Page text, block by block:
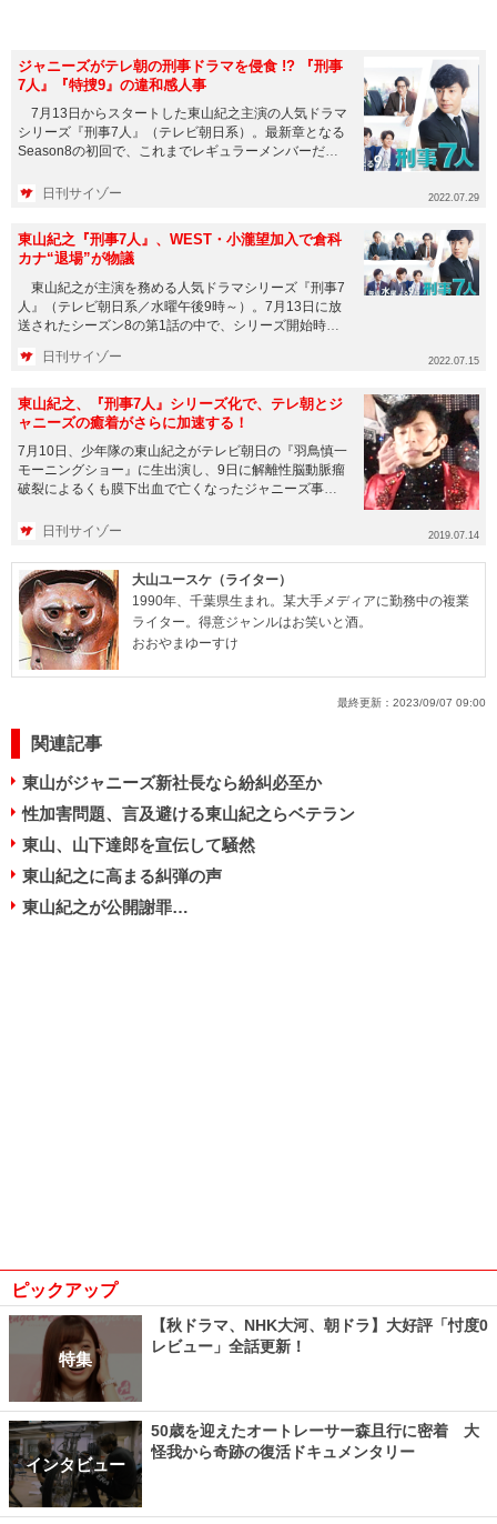
ジャニーズがテレ朝の刑事ドラマを侵食 !? 『刑事
7人』『特捜9』の違和感人事
7月13日からスタートした東山紀之主演の人気ドラマ
シリーズ『刑事7人』（テレビ朝日系）。最新章となる
Season8の初回で、これまでレギュラーメンバーだっ
日刊サイゾー 2022.07.29
東山紀之『刑事7人』、WEST・小瀧望加入で倉科
カナ“退場”が物議
東山紀之が主演を務める人気ドラマシリーズ『刑事7
人』（テレビ朝日系／水曜午後9時～）。7月13日に放
送されたシーズン8の第1話の中で、シリーズ開始時か
日刊サイゾー 2022.07.15
東山紀之、『刑事7人』シリーズ化で、テレ朝とジ
ャニーズの癒着がさらに加速する！
7月10日、少年隊の東山紀之がテレビ朝日の『羽鳥慎一
モーニングショー』に生出演し、9日に解離性脳動脈瘤
破裂によるくも膜下出血で亡くなったジャニーズ事務
日刊サイゾー 2019.07.14
大山ユースケ（ライター）
1990年、千葉県生まれ。某大手メディアに勤務中の複業
ライター。得意ジャンルはお笑いと酒。
おおやまゆーすけ
最終更新： 2023/09/07 09:00
関連記事
東山がジャニーズ新社長なら紛糾必至か
性加害問題、言及避ける東山紀之らベテラン
東山、山下達郎を宣伝して騒然
東山紀之に高まる糾弾の声
東山紀之が公開謝罪…
ピックアップ
特集
【秋ドラマ、NHK大河、朝ドラ】大好評「忖度0
レビュー」全話更新！
インタビュー
50歳を迎えたオートレーサー森且行に密着 大
怪我から奇跡の復活ドキュメンタリー